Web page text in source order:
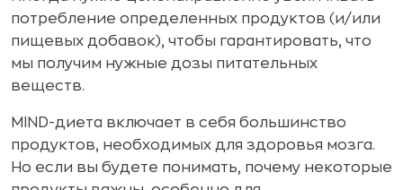
потребление определенных продуктов (и/или
пищевых добавок), чтобы гарантировать, что
мы получим нужные дозы питательных
веществ.
MIND-диета включает в себя большинство
продуктов, необходимых для здоровья мозга.
Но если вы будете понимать, почему некоторые